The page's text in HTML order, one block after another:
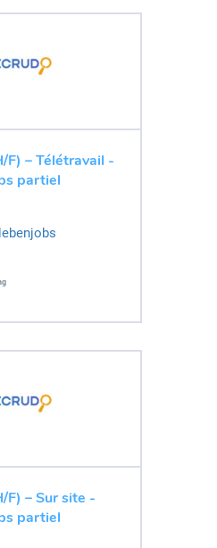
F) – Télétravail -
partiel
F) – Sur site -
partiel